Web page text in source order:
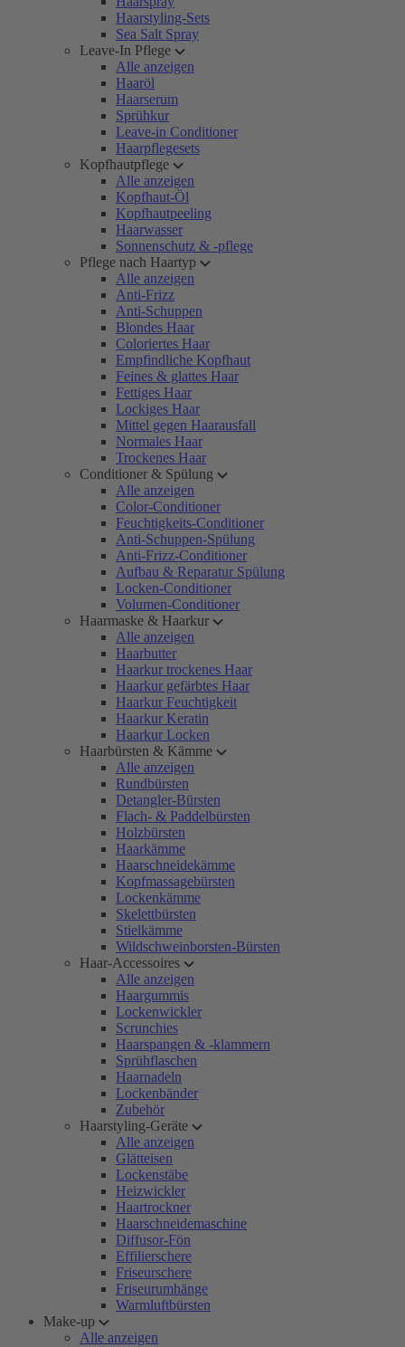
Haarstyling-Sets
Sea Salt Spray
Leave-In Pflege
Alle anzeigen
Haaröl
Haarserum
Sprühkur
Leave-in Conditioner
Haarpflegesets
Kopfhautpflege
Alle anzeigen
Kopfhaut-Öl
Kopfhautpeeling
Haarwasser
Sonnenschutz & -pflege
Pflege nach Haartyp
Alle anzeigen
Anti-Frizz
Anti-Schuppen
Blondes Haar
Coloriertes Haar
Empfindliche Kopfhaut
Feines & glattes Haar
Fettiges Haar
Lockiges Haar
Mittel gegen Haarausfall
Normales Haar
Trockenes Haar
Conditioner & Spülung
Alle anzeigen
Color-Conditioner
Feuchtigkeits-Conditioner
Anti-Schuppen-Spülung
Anti-Frizz-Conditioner
Aufbau & Reparatur Spülung
Locken-Conditioner
Volumen-Conditioner
Haarmaske & Haarkur
Alle anzeigen
Haarbutter
Haarkur trockenes Haar
Haarkur gefärbtes Haar
Haarkur Feuchtigkeit
Haarkur Keratin
Haarkur Locken
Haarbürsten & Kämme
Alle anzeigen
Rundbürsten
Detangler-Bürsten
Flach- & Paddelbürsten
Holzbürsten
Haarkämme
Haarschneidekämme
Kopfmassagebürsten
Lockenkämme
Skelettbürsten
Stielkämme
Wildschweinborsten-Bürsten
Haar-Accessoires
Alle anzeigen
Haargummis
Lockenwickler
Scrunchies
Haarspangen & -klammern
Sprühflaschen
Haarnadeln
Lockenbänder
Zubehör
Haarstyling-Geräte
Alle anzeigen
Glätteisen
Lockenstäbe
Heizwickler
Haartrockner
Haarschneidemaschine
Diffusor-Fön
Effilierschere
Friseurschere
Friseurumhänge
Warmluftbürsten
Make-up
Alle anzeigen